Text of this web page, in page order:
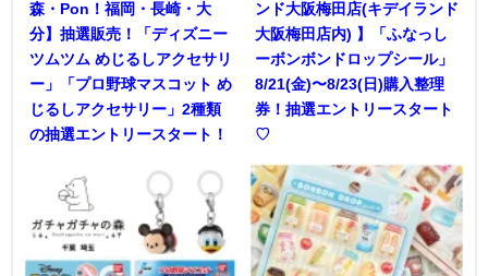
森・Pon！福岡・長崎・大
分】抽選販売！「ディズニー
ツムツム めじるしアクセサリ
ー」「プロ野球マスコット め
じるしアクセサリー」2種類
の抽選エントリースタート！
ンド大阪梅田店(キデイランド
大阪梅田店内) 】「ふなっし
ーボンボンドロップシール」
8/21(金)〜8/23(日)購入整理
券！抽選エントリースタート
♡